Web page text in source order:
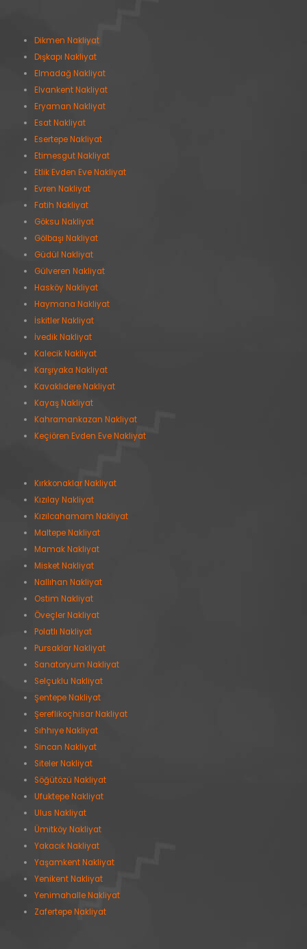
Dikmen Nakliyat
Dışkapı Nakliyat
Elmadağ Nakliyat
Elvankent Nakliyat
Eryaman Nakliyat
Esat Nakliyat
Esertepe Nakliyat
Etimesgut Nakliyat
Etlik Evden Eve Nakliyat
Evren Nakliyat
Fatih Nakliyat
Göksu Nakliyat
Gölbaşı Nakliyat
Güdül Nakliyat
Gülveren Nakliyat
Hasköy Nakliyat
Haymana Nakliyat
İskitler Nakliyat
İvedik Nakliyat
Kalecik Nakliyat
Karşıyaka Nakliyat
Kavaklıdere Nakliyat
Kayaş Nakliyat
Kahramankazan Nakliyat
Keçiören Evden Eve Nakliyat
Kırkkonaklar Nakliyat
Kızılay Nakliyat
Kızılcahamam Nakliyat
Maltepe Nakliyat
Mamak Nakliyat
Misket Nakliyat
Nallıhan Nakliyat
Ostim Nakliyat
Öveçler Nakliyat
Polatlı Nakliyat
Pursaklar Nakliyat
Sanatoryum Nakliyat
Selçuklu Nakliyat
Şentepe Nakliyat
Şereflikoçhisar Nakliyat
Sıhhıye Nakliyat
Sincan Nakliyat
Siteler Nakliyat
Söğütözü Nakliyat
Ufuktepe Nakliyat
Ulus Nakliyat
Ümitköy Nakliyat
Yakacık Nakliyat
Yaşamkent Nakliyat
Yenikent Nakliyat
Yenimahalle Nakliyat
Zafertepe Nakliyat